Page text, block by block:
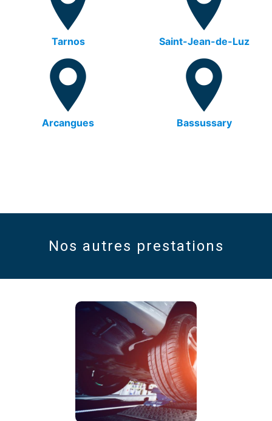
Tarnos Saint-Jean-de-Luz
Arcangues Bassussary
Nos autres prestations